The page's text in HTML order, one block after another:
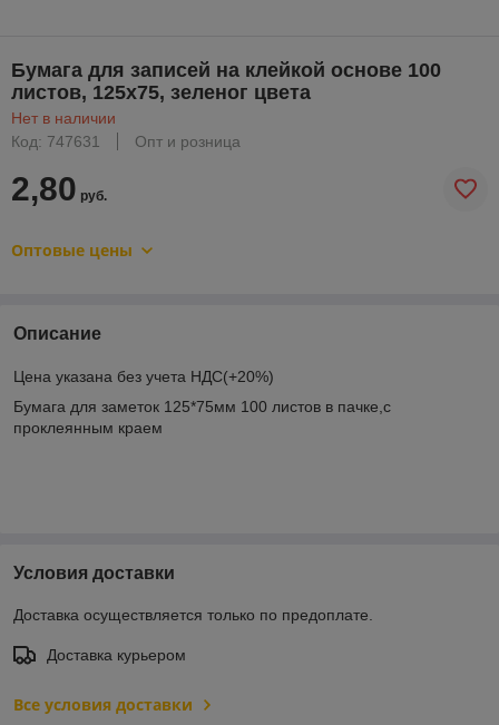
Бумага для записей на клейкой основе 100
листов, 125x75, зеленог цвета
Нет в наличии
Код: 747631
Опт и розница
2,80 руб.
Оптовые цены
Описание
Цена указана без учета НДС(+20%)
Бумага для заметок 125*75мм 100 листов в пачке,с
проклеянным краем
Условия доставки
Доставка осуществляется только по предоплате.
Доставка курьером
Все условия доставки